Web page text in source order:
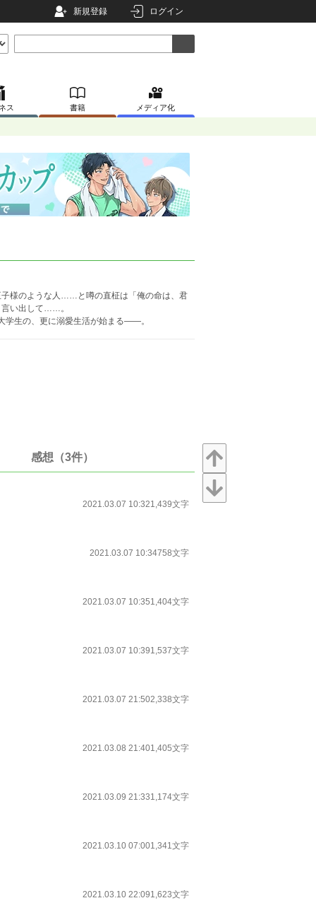
新規登録 ログイン
ス 書籍 メディア化
子様のような人……と噂の直柾は「俺の命は、君
言い出して……。
学生の、更に溺愛生活が始まる――。
感想（3件）
2021.03.07 10:321,439文字
2021.03.07 10:34758文字
2021.03.07 10:351,404文字
2021.03.07 10:391,537文字
2021.03.07 21:502,338文字
2021.03.08 21:401,405文字
2021.03.09 21:331,174文字
2021.03.10 07:001,341文字
2021.03.10 22:091,623文字